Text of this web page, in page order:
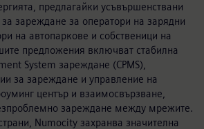
предлагайки усъвършенствани
зареждане за оператори на зарядни
на автопаркове и собственици на
предложения включват стабилна
System зареждане (CPMS),
за зареждане и управление на
център и взаимосвързване,
зареждане между мрежите.
Numocity захранва значителна